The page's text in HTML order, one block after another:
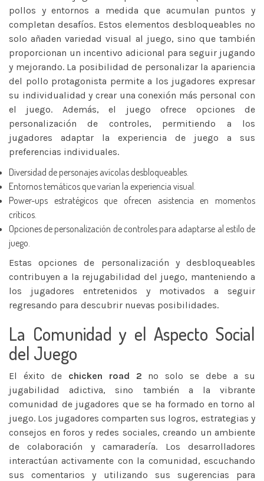
pollos y entornos a medida que acumulan puntos y
completan desafíos. Estos elementos desbloqueables no
solo añaden variedad visual al juego, sino que también
proporcionan un incentivo adicional para seguir jugando
y mejorando. La posibilidad de personalizar la apariencia
del pollo protagonista permite a los jugadores expresar
su individualidad y crear una conexión más personal con
el juego. Además, el juego ofrece opciones de
personalización de controles, permitiendo a los
jugadores adaptar la experiencia de juego a sus
preferencias individuales.
Diversidad de personajes avícolas desbloqueables.
Entornos temáticos que varían la experiencia visual.
Power-ups estratégicos que ofrecen asistencia en momentos
críticos.
Opciones de personalización de controles para adaptarse al estilo de
juego.
Estas opciones de personalización y desbloqueables
contribuyen a la rejugabilidad del juego, manteniendo a
los jugadores entretenidos y motivados a seguir
regresando para descubrir nuevas posibilidades.
La Comunidad y el Aspecto Social
del Juego
El éxito de chicken road 2 no solo se debe a su
jugabilidad adictiva, sino también a la vibrante
comunidad de jugadores que se ha formado en torno al
juego. Los jugadores comparten sus logros, estrategias y
consejos en foros y redes sociales, creando un ambiente
de colaboración y camaradería. Los desarrolladores
interactúan activamente con la comunidad, escuchando
sus comentarios y utilizando sus sugerencias para